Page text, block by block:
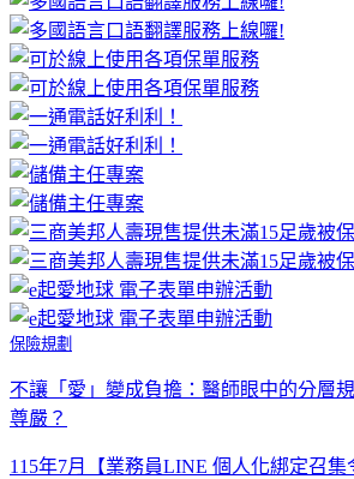
保險規劃
不讓「愛」變成負擔：醫師眼中的分層
尊嚴？
115年7月【業務員LINE 個人化綁定召